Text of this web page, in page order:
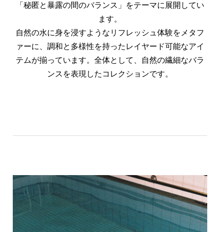
「秘匿と暴露の間のバランス」をテーマに展開してい
ます。
自然の水に身を浸すようなリフレッシュ体験をメタフ
ァーに、調和と多様性を持ったレイヤード可能なアイ
テムが揃っています。全体として、自然の繊細なバラ
ンスを表現したコレクションです。